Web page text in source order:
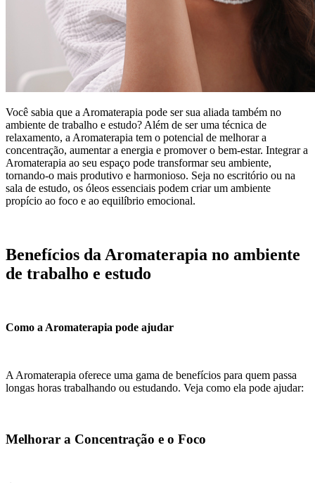
Você sabia que a Aromaterapia pode ser sua aliada também no
ambiente de trabalho e estudo? Além de ser uma técnica de
relaxamento, a Aromaterapia tem o potencial de melhorar a
concentração, aumentar a energia e promover o bem-estar. Integrar a
Aromaterapia ao seu espaço pode transformar seu ambiente,
tornando-o mais produtivo e harmonioso. Seja no escritório ou na
sala de estudo, os óleos essenciais podem criar um ambiente
propício ao foco e ao equilíbrio emocional.
Benefícios da Aromaterapia no ambiente
de trabalho e estudo
Como a Aromaterapia pode ajudar
A Aromaterapia oferece uma gama de benefícios para quem passa
longas horas trabalhando ou estudando. Veja como ela pode ajudar:
Melhorar a Concentração e o Foco